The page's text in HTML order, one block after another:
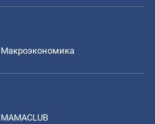
Mакроэкономика
MAMACLUB